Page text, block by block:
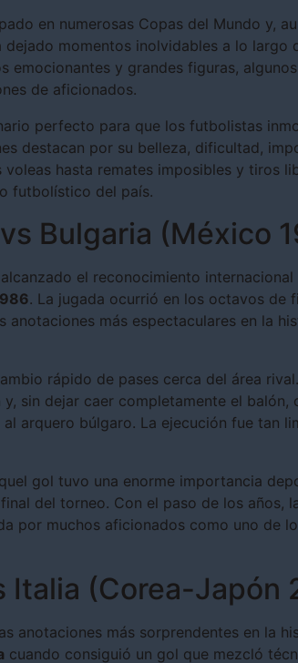
en numerosas Copas del Mundo y,
momentos inolvidables a lo largo
emocionantes y grandes figuras,
de aficionados.
perfecto para que los futbolistas
destacan por su belleza, dificultad,
voleas hasta remates imposibles y tiros
futbolístico del país.
Bulgaria (México
el reconocimiento
. La jugada ocurrió en los octavos de
anotaciones más espectaculares en la
rápido de pases cerca del área
sin dejar caer completamente el balón,
arquero búlgaro. La ejecución fue tan
gol tuvo una enorme importancia
del torneo. Con el paso de los años,
por muchos aficionados como uno de
Italia (Corea-Japón
anotaciones más sorprendentes en la
cuando consiguió un gol que mezcló